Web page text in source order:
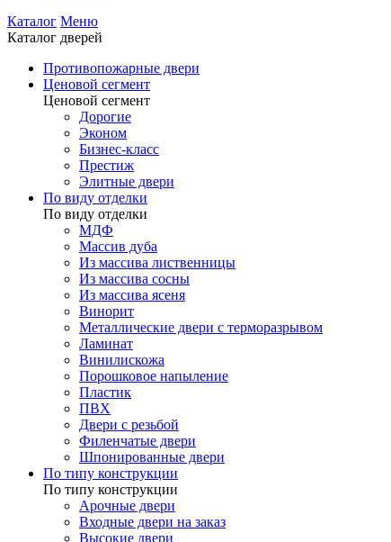
Каталог Меню
Каталог дверей
Противопожарные двери
Ценовой сегмент
Ценовой сегмент
Дорогие
Эконом
Бизнес-класс
Престиж
Элитные двери
По виду отделки
По виду отделки
МДФ
Массив дуба
Из массива лиственницы
Из массива сосны
Из массива ясеня
Винорит
Металлические двери с терморазрывом
Ламинат
Винилискожа
Порошковое напыление
Пластик
ПВХ
Двери с резьбой
Филенчатые двери
Шпонированные двери
По типу конструкции
По типу конструкции
Арочные двери
Входные двери на заказ
Высокие двери